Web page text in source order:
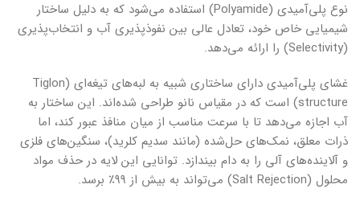
نوع پلی‌آمیدی (Polyamide) استفاده می‌شود که به دلیل ساختار
شیمیایی خاص خود، تعادل عالی بین نفوذپذیری آب و انتخاب‌پذیری
(Selectivity) را ارائه می‌دهد.
غشای پلی‌آمیدی دارای ساختاری شبیه به لبه‌های تیغه‌ای (Tiglon
structure) است که در مقیاس نانو طراحی شده‌اند. این ساختار به
آب اجازه می‌دهد تا با سرعت مناسب از میان منافذ عبور کند، اما
ذرات معلق، نمک‌های حل‌شده (مانند سدیم کلرید)، سنگین‌های فلزی
و آلاینده‌های آلی را به دام بیندازد. توانایی این لایه در حذف مواد
محلول (Salt Rejection) می‌تواند به بیش از ۹۹٪ برسد.